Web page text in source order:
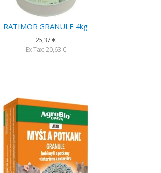
RATIMOR GRANULE 4kg
25,37 €
Ex Tax: 20,63 €